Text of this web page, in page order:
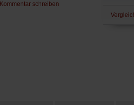
Kommentar schreiben